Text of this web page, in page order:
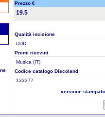
Prezzo €
19.5
Qualità incisione
DDD
Premi ricevuti
Musica (IT)
Codice catalogo Discoland
133377
versione